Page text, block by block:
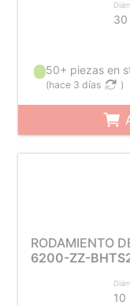
30
50+ piezas en
(hace 3 días )
RODAMIENTO
6200-ZZ-
10